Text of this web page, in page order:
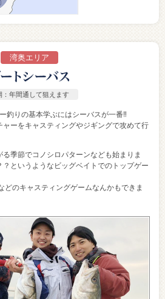
湾奥エリア
：年間通して狙えます
釣りの基本学ぶにはシーバスが一番‼
ーをキャスティングやジギングで攻めて行
季節でコノシロパターンなども始まりま
というようなビッグベイトでのトップゲー
どのキャスティングゲームなんかもできま